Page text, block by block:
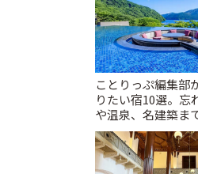
ことりっぷ編集部
りたい宿10選。忘
や温泉、名建築ま